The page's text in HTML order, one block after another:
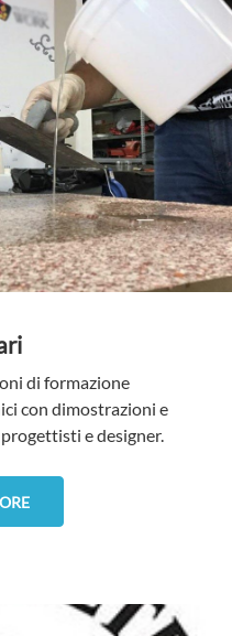
di formazione
con dimostrazioni e
e designer.